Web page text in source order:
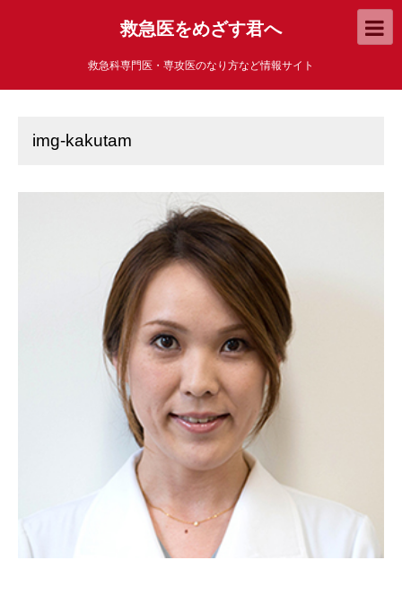
救急医をめざす君へ
救急科専門医・専攻医のなり方など情報サイト
img-kakutam